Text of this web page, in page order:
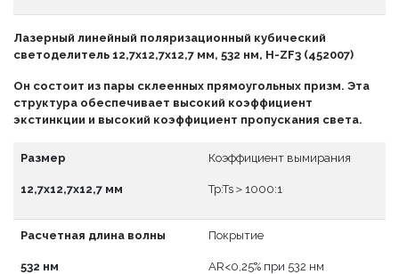
Лазерный линейный поляризационный кубический
светоделитель 12,7x12,7x12,7 мм, 532 нм, H-ZF3 (452007)
Он состоит из пары склеенных прямоугольных призм. Эта
структура обеспечивает высокий коэффициент
экстинкции и высокий коэффициент пропускания света.
Размер
12,7x12,7x12,7 мм
Коэффициент вымирания
Tp:Ts＞1000:1
Расчетная длина волны
532 нм
Покрытие
АR<0,25% при 532 нм